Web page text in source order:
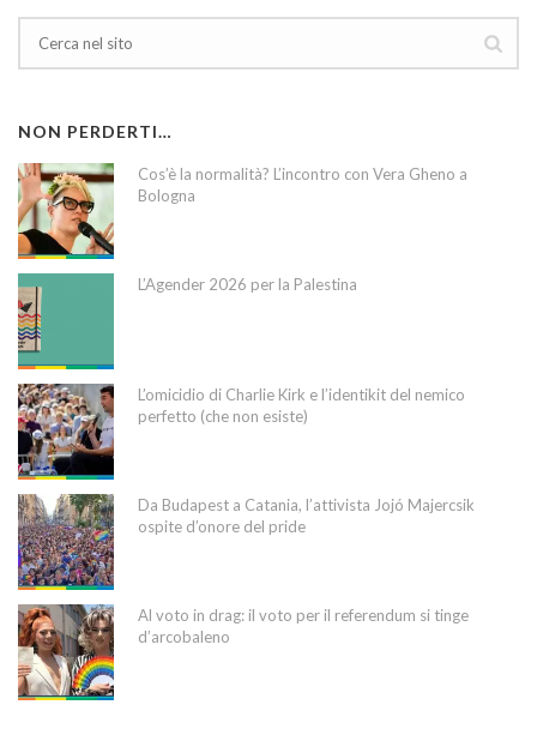
NON PERDERTI…
Cos’è la normalità? L’incontro con Vera Gheno a
Bologna
L’Agender 2026 per la Palestina
L’omicidio di Charlie Kirk e l’identikit del nemico
perfetto (che non esiste)
Da Budapest a Catania, l’attivista Jojó Majercsik
ospite d’onore del pride
Al voto in drag: il voto per il referendum si tinge
d’arcobaleno